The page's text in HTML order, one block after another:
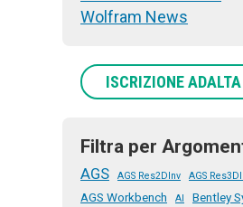
Wolfram News
ISCRIZIONE
Filtra per
AGS AGS Res2DInv AGS
AGS Workbench AI Bentley